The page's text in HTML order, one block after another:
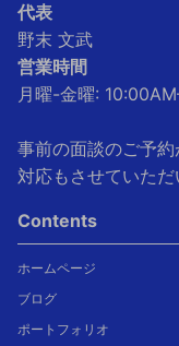
代表
野末 文武
営業時間
月曜-金曜:
事前の面談のご予
対応もさせていただ
Contents
ホームページ
ブログ
ポートフォリオ